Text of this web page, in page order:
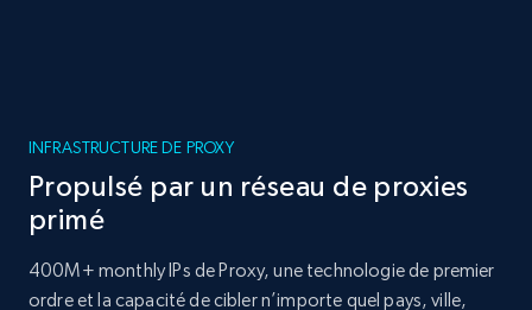
INFRASTRUCTURE DE PROXY
Propulsé par un réseau de proxies
primé
400M+ monthly IPs de Proxy, une technologie de premier
ordre et la capacité de cibler n’importe quel pays, ville,